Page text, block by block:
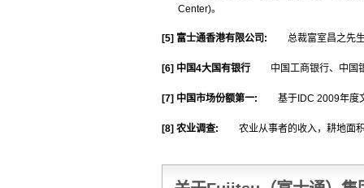
Center)。
[5] 富士通香港有限公司: 总裁富室昌之先
[6] 中国4大国有银行 中国工商银行、中国
[7] 中国市场份额第一: 基于IDC 2009年度
[8] 农业调查: 农业从事者的收入，耕地面